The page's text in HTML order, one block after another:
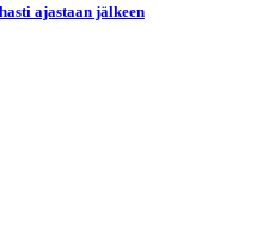
ajastaan jälkeen